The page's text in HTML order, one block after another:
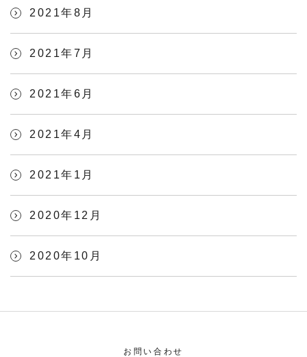
2021年8月
2021年7月
2021年6月
2021年4月
2021年1月
2020年12月
2020年10月
お問い合わせ